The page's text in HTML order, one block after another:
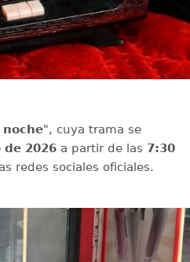
noche", cuya trama se
de 2026a partir de las 7:30
redes sociales oficiales.